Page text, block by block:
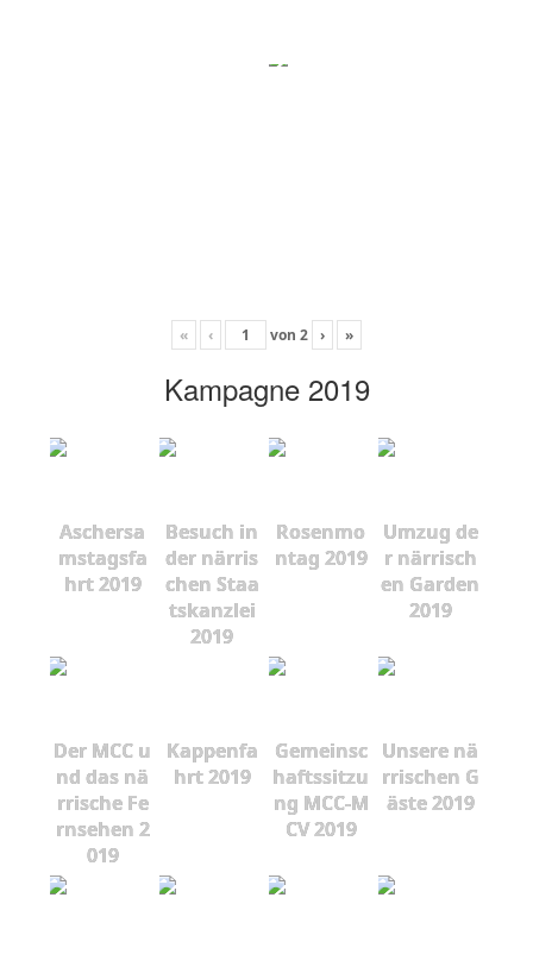
« ‹ von 2 › »
Kampagne 2019
Aschersa
mstagsfa
hrt 2019
Besuch in
der närris
chen Staa
tskanzlei
2019
Rosenmo
ntag 2019
Umzug de
r närrisch
en Garden
2019
Der MCC u
nd das nä
rrische Fe
rnsehen 2
019
Kappenfa
hrt 2019
Gemeinsc
haftssitzu
ng MCC-M
CV 2019
Unsere nä
rrischen G
äste 2019